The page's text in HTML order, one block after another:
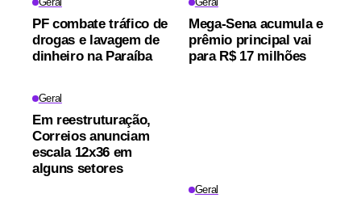
PF combate tráfico de
drogas e lavagem de
dinheiro na Paraíba
Mega-Sena acumula e
prêmio principal vai
para R$ 17 milhões
Geral
Em reestruturação,
Correios anunciam
escala 12x36 em
alguns setores
Geral